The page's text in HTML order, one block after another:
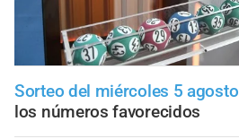
Sorteo del miércoles 5 agosto
los números favorecidos